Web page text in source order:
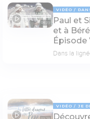
04:35
VIDÉO
Paul et
et à
Épisode
Dans la
VIDÉO JE